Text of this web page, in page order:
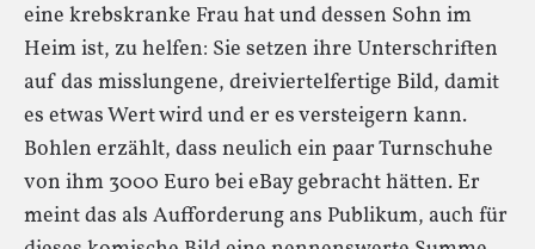
eine krebskranke Frau hat und dessen Sohn im
Heim ist, zu helfen: Sie setzen ihre Unterschriften
auf das misslungene, dreiviertelfertige Bild, damit
es etwas Wert wird und er es versteigern kann.
Bohlen erzählt, dass neulich ein paar Turnschuhe
von ihm 3000 Euro bei eBay gebracht hätten. Er
meint das als Aufforderung ans Publikum, auch für